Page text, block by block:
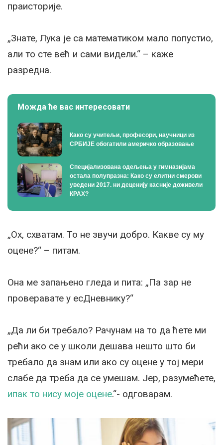
праисторије.
„Знате, Лука је са математиком мало попустио,
али то сте већ и сами видели.“ – каже
разредна.
Можда ће вас интересовати
Како су учитељи, професори, научници из
СРБИЈЕ обогатили америчко образовање
Специјализована одељења у гимназијама
остала полупразна: Како су елитни смерови
уведени 2017. ни деценију касније доживели
КРАХ?
„Ох, схватам. То не звучи добро. Какве су му
оцене?“ – питам.
Она ме запањено гледа и пита: „Па зар не
проверавате у есДневнику?“
„Да ли би требало? Рачунам на то да ћете ми
рећи ако се у школи дешава нешто што би
требало да знам или ако су оцене у тој мери
слабе да треба да се умешам. Јер, разумећете,
ипак то нису моје оцене.“- одговарам.